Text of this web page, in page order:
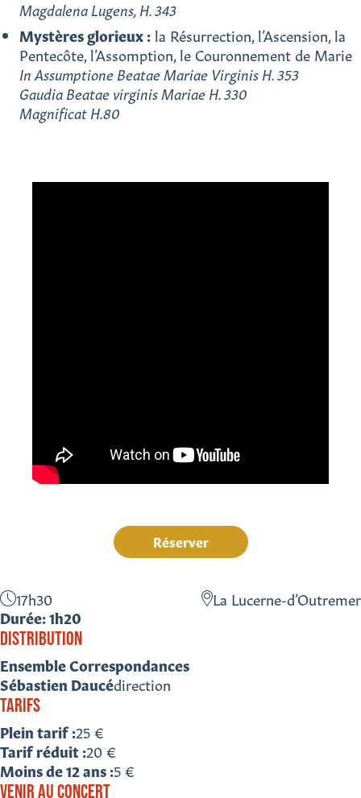
Magdalena Lugens, H. 343
Mystères glorieux : la Résurrection, l’Ascension, la
Pentecôte, l’Assomption, le Couronnement de Marie
In Assumptione Beatae Mariae Virginis H. 353
Gaudia Beatae virginis Mariae H. 330
Magnificat H.80
Réserver
17h30 La Lucerne-d’Outremer
Durée: 1h20
DISTRIBUTION
Ensemble Correspondances
Sébastien Daucédirection
TARIFS
Plein tarif 25 €
Tarif réduit 20 €
Moins de 12 ans 5 €
VENIR AU CONCERT